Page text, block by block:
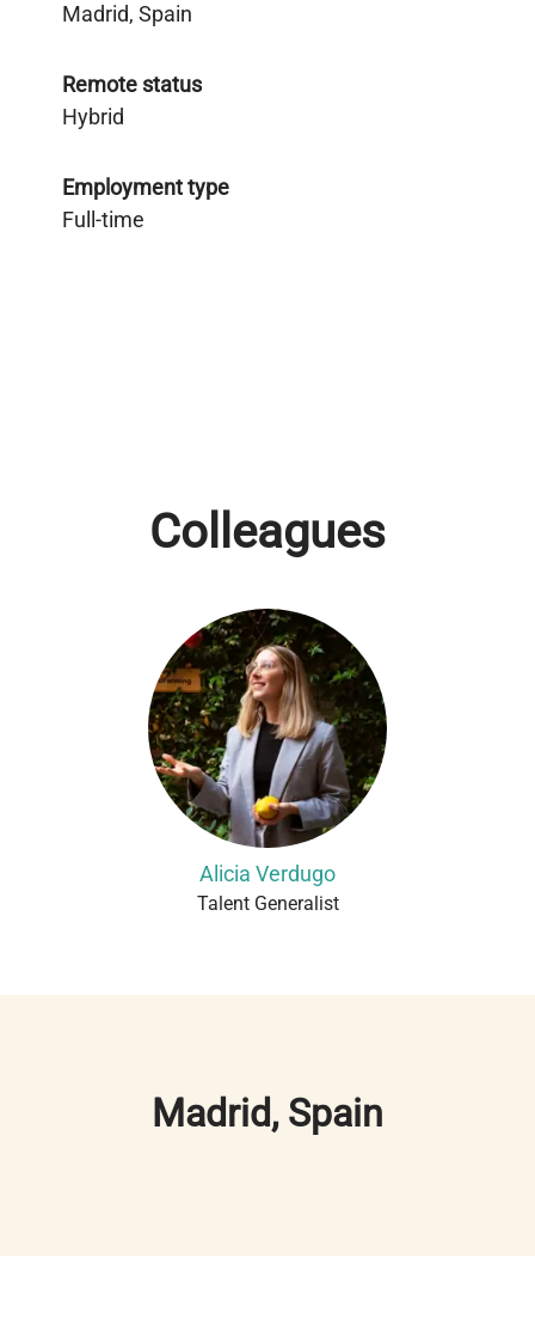
Madrid, Spain
Remote status
Hybrid
Employment type
Full-time
Colleagues
Alicia Verdugo
Talent Generalist
Madrid, Spain